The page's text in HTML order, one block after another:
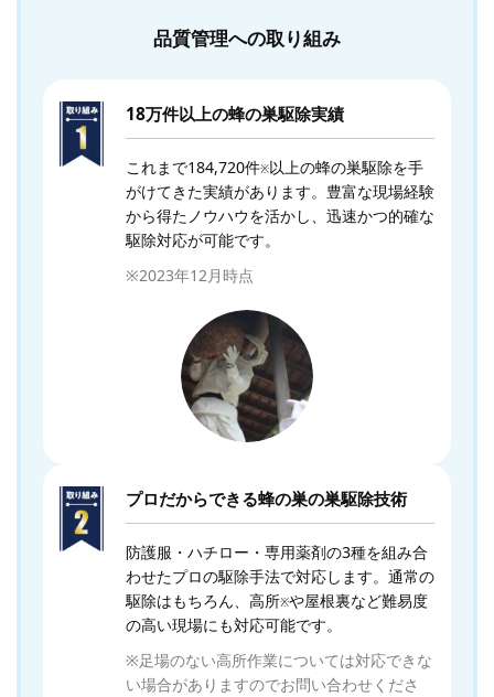
品質管理への取り組み
18万件以上の蜂の巣駆除実績
これまで184,720件※以上の蜂の巣駆除を手
がけてきた実績があります。豊富な現場経験
から得たノウハウを活かし、迅速かつ的確な
駆除対応が可能です。
※2023年12月時点
プロだからできる蜂の巣の巣駆除技術
防護服・ハチロー・専用薬剤の3種を組み合
わせたプロの駆除手法で対応します。通常の
駆除はもちろん、高所※や屋根裏など難易度
の高い現場にも対応可能です。
※足場のない高所作業については対応できな
い場合がありますのでお問い合わせくださ